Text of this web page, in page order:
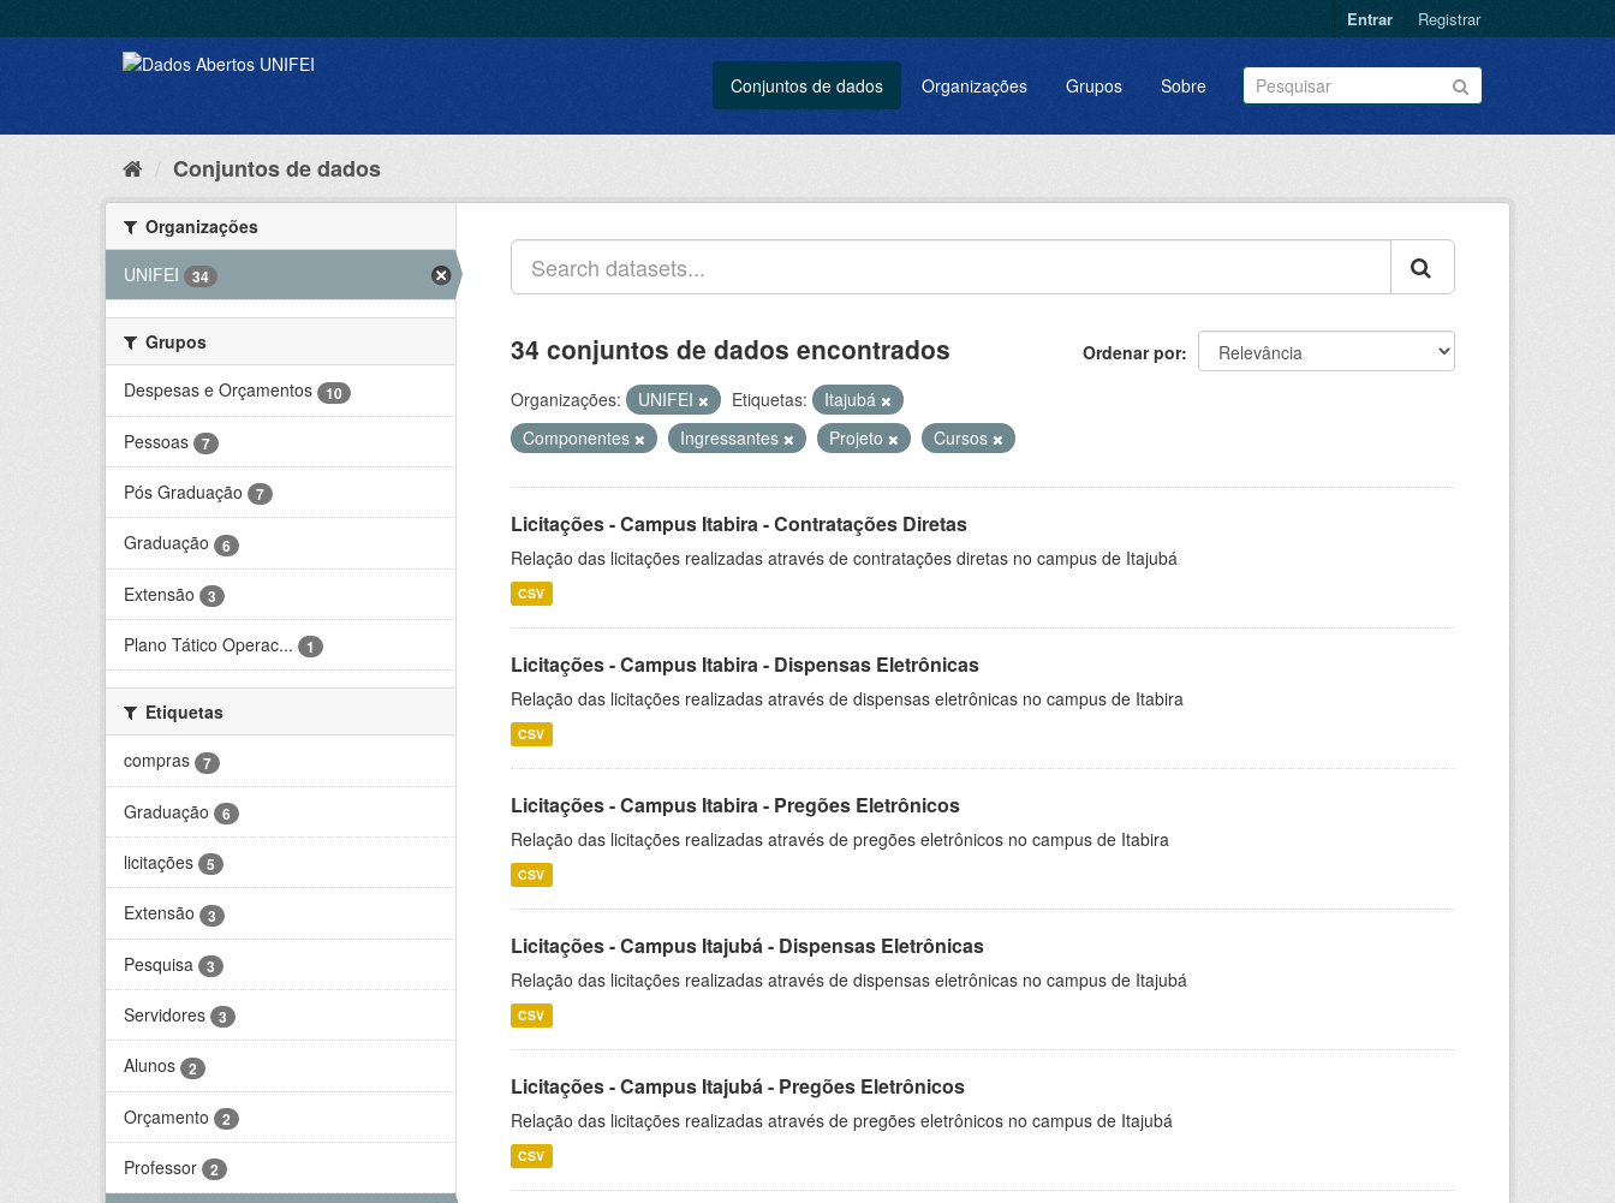
Entrar Registrar
Conjuntos de dados Organizações Grupos Sobre
Conjuntos de dados
Organizações
UNIFEI
34
Grupos
Despesas e Orçamentos
10
Pessoas 7
Pós Graduação 7
Graduação 6
Extensão 3
Plano Tático Operac... 1
Etiquetas
compras
7
Graduação 6
licitações 5
Extensão 3
Pesquisa 3
Servidores 3
Alunos 2
Orçamento 2
Professor 2
Ordenar por
34 conjuntos de dados encontrados
Organizações: UNIFEI Etiquetas:
Itajubá
Componentes
Ingressantes Projeto Cursos
Licitações - Campus Itabira - Contratações Diretas
Relação das licitações realizadas através de contratações diretas no campus de Itajubá
CSV
Licitações - Campus Itabira - Dispensas Eletrônicas
Relação das licitações realizadas através de dispensas eletrônicas no campus de Itabira
CSV
Licitações - Campus Itabira - Pregões Eletrônicos
Relação das licitações realizadas através de pregões eletrônicos no campus de Itabira
CSV
Licitações - Campus Itajubá - Dispensas Eletrônicas
Relação das licitações realizadas através de dispensas eletrônicas no campus de Itajubá
CSV
Licitações - Campus Itajubá - Pregões Eletrônicos
Relação das licitações realizadas através de pregões eletrônicos no campus de Itajubá
CSV